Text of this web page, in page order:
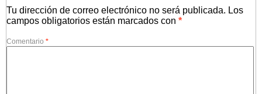
Tu dirección de correo electrónico no será publicada. Los
campos obligatorios están marcados con *
Comentario *